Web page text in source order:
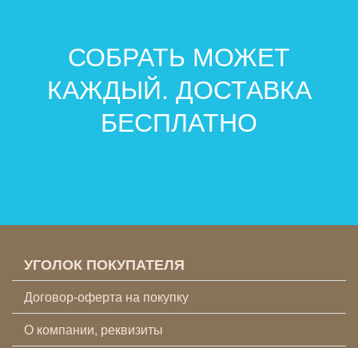
СОБРАТЬ МОЖЕТ
КАЖДЫЙ. ДОСТАВКА
БЕСПЛАТНО
УГОЛОК ПОКУПАТЕЛЯ
Договор-оферта на покупку
О компании, реквизиты